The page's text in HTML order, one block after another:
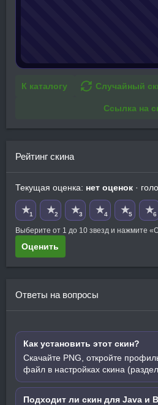
К каталогу Случайный
Ссылка на
Рейтинг скина
Текущая оценка: нет оценок ·
★1 ★2 ★3 ★4 ★5 ★6
Выберите от 1 до 10 звезд и нажмите
Оценить
Ответы на вопросы
Как установить этот скин?
Скачайте PNG, откройте
файл в настройках скина
Подходит ли скин для Java и